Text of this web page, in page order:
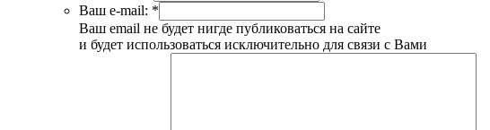
Ваш e-mail: *
Ваш email не будет нигде публиковаться на сайте
и будет использоваться исключительно для связи с Вами